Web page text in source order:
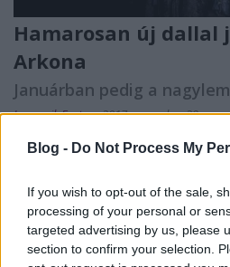
Blog - Do Not Process My
If you wish to opt-out of the sale,
processing of your personal or
targeted advertising by us, please
section to confirm your selection.
Hamarosan új dallal
Arkona
Januárban pedig a
Jurancsik Eszter•2017. november 29.